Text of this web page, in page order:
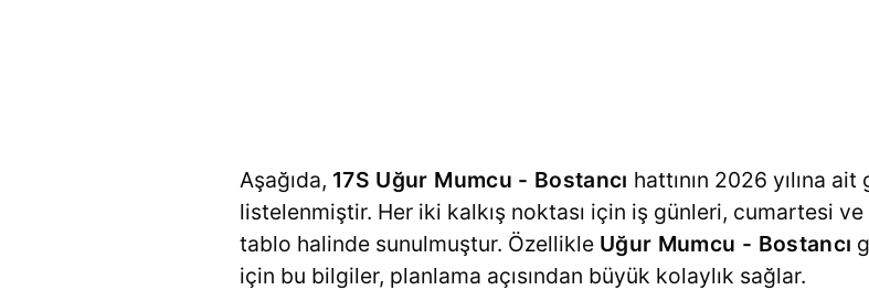
Aşağıda, 17S Uğur Mumcu - Bostancı hattının 2026 yılına
listelenmiştir. Her iki kalkış noktası için iş günleri, cumartesi
tablo halinde sunulmuştur. Özellikle Uğur Mumcu - Bostancı
için bu bilgiler, planlama açısından büyük kolaylık sağlar.